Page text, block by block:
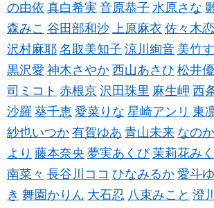
の由依 真白希実 音原恭子 水原さな
森みこ 谷田部和沙 上原麻衣 佐々木
沢村麻耶 名取美知子 涼川絢音 美竹
黒沢愛 神木さやか 西山あさひ 松井
司ミコト 赤根京 沢田珠里 麻生岬 西
沙羅 葵千恵 愛菜りな 星崎アンリ 東
紗也いつか 有賀ゆあ 青山未来 なの
より 藤本奈央 夢実あくび 茉莉花みく
南菜々 長谷川ココ ひなみるか 愛斗
き 舞園かりん 大石忍 八束みこと 澄川